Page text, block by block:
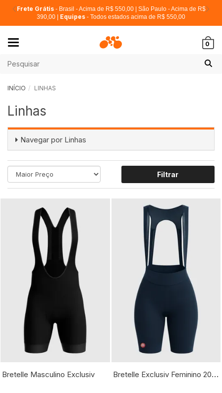
Frete Grátis- Brasil - Acima de R$ 550,00 | São Paulo - Acima de R$
390,00 | Equipes - Todos estados acima de R$ 550,00
0
INÍCIO LINHAS
Linhas
Navegar por Linhas
Filtrar
Bretelle Masculino Exclusiv Bretelle Exclusiv Feminino 2025